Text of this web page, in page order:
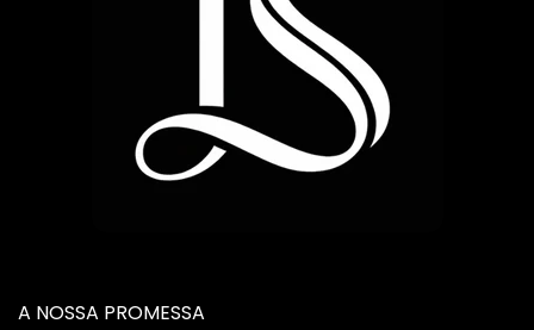
A NOSSA PROMESSA